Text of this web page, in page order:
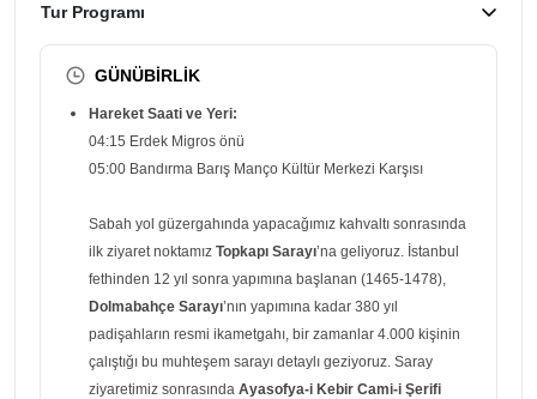
Tur Programı
GÜNÜBİRLİK
Hareket Saati ve Yeri:
04:15 Erdek Migros önü
05:00 Bandırma Barış Manço Kültür Merkezi Karşısı
Sabah yol güzergahında yapacağımız kahvaltı sonrasında
ilk ziyaret noktamız Topkapı Sarayı’na geliyoruz. İstanbul
fethinden 12 yıl sonra yapımına başlanan (1465-1478),
Dolmabahçe Sarayı’nın yapımına kadar 380 yıl
padişahların resmi ikametgahı, bir zamanlar 4.000 kişinin
çalıştığı bu muhteşem sarayı detaylı geziyoruz. Saray
ziyaretimiz sonrasında Ayasofya-i Kebir Cami-i Şerifi